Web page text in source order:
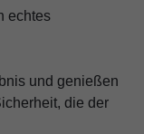
echtes
und genießen
die der